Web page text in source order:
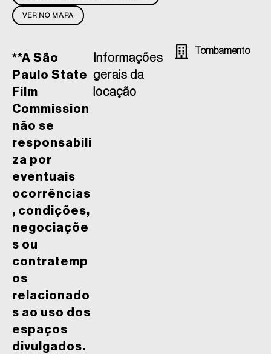
VER NO MAPA
**A São
Paulo State
Film
Commission
não se
responsabili
za por
eventuais
ocorrências
, condições,
negociaçõe
s ou
contratemp
os
relacionado
s ao uso dos
espaços
divulgados.
Informações
gerais da
locação
Tombamento